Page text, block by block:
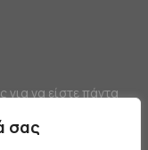
σας
για να είστε πάντα